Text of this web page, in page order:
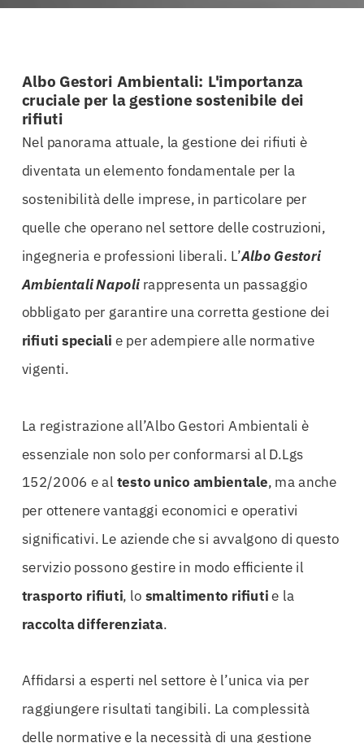
Albo Gestori Ambientali: L'importanza
cruciale per la gestione sostenibile dei
rifiuti
Nel panorama attuale, la gestione dei rifiuti è
diventata un elemento fondamentale per la
sostenibilità delle imprese, in particolare per
quelle che operano nel settore delle costruzioni,
ingegneria e professioni liberali. L’Albo Gestori
Ambientali Napolirappresenta un passaggio
obbligato per garantire una corretta gestione dei
rifiuti speciali e per adempiere alle normative
vigenti.
La registrazione all’Albo Gestori Ambientali è
essenziale non solo per conformarsi al D.Lgs
152/2006 e al testo unico ambientale, ma anche
per ottenere vantaggi economici e operativi
significativi. Le aziende che si avvalgono di questo
servizio possono gestire in modo efficiente il
trasporto rifiuti, lo smaltimento rifiutie la
raccolta differenziata.
Affidarsi a esperti nel settore è l’unica via per
raggiungere risultati tangibili. La complessità
delle normative e la necessità di una gestione